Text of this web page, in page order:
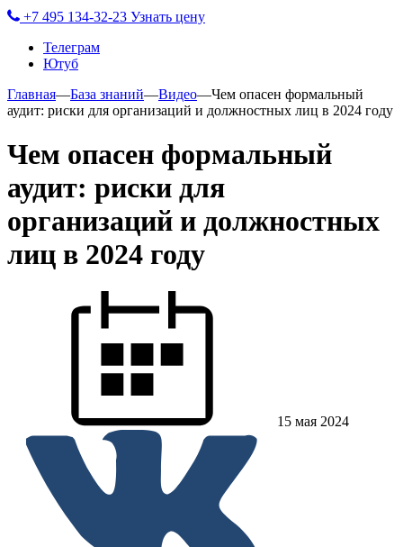
+7 495 134-32-23 Узнать цену
Телеграм
Ютуб
Главная—База знаний—Видео—Чем опасен формальный
аудит: риски для организаций и должностных лиц в 2024 году
Чем опасен формальный
аудит: риски для
организаций и должностных
лиц в 2024 году
15 мая 2024